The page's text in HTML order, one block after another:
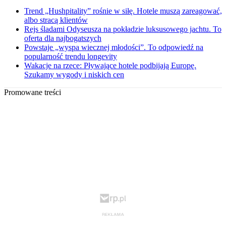
Trend „Hushpitality” rośnie w siłę. Hotele muszą zareagować,
albo stracą klientów
Rejs śladami Odyseusza na pokładzie luksusowego jachtu. To
oferta dla najbogatszych
Powstaje „wyspa wiecznej młodości”. To odpowiedź na
popularność trendu longevity
Wakacje na rzece: Pływające hotele podbijają Europę.
Szukamy wygody i niskich cen
Promowane treści